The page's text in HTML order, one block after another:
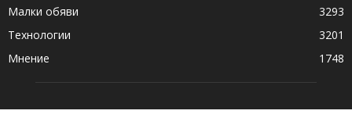
Малки обяви
3293
Технологии
3201
Мнение
1748